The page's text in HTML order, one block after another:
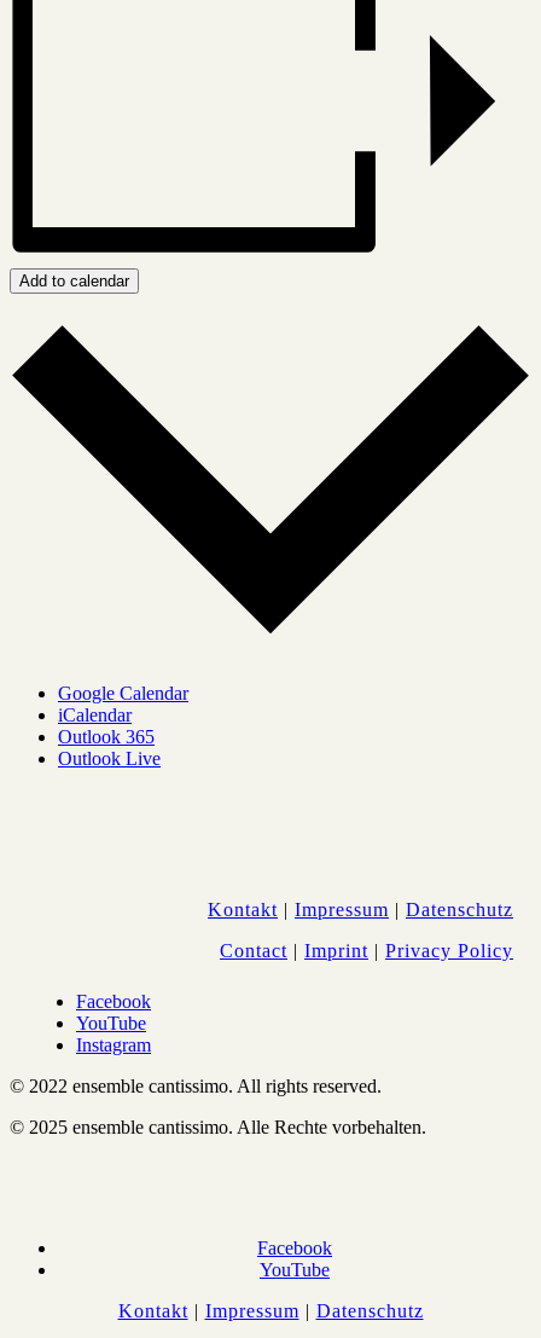
Add to calendar
Google Calendar
iCalendar
Outlook 365
Outlook Live
Kontakt | Impressum | Datenschutz
Contact | Imprint | Privacy Policy
Facebook
YouTube
Instagram
© 2022 ensemble cantissimo. All rights reserved.
© 2025 ensemble cantissimo. Alle Rechte vorbehalten.
Facebook
YouTube
Kontakt | Impressum | Datenschutz